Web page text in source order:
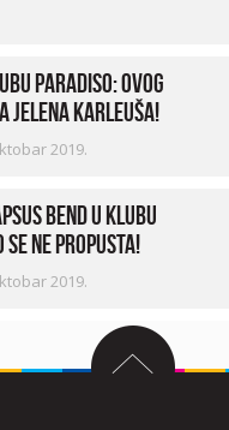
Paradiso: Ovog
Jelena Karleuša!
2019.
bend u klubu
se ne propusta!
2019.